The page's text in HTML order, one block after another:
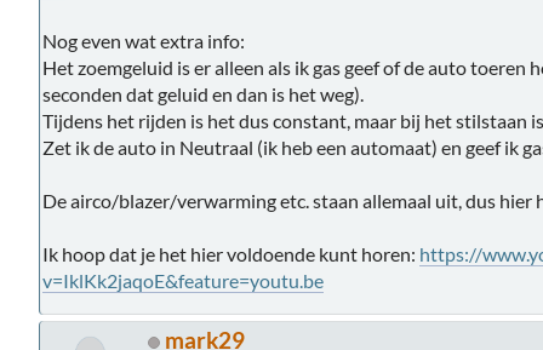
Nog even wat extra info:
Het zoemgeluid is er alleen als ik gas geef of de auto toeren
seconden dat geluid en dan is het weg).
Tijdens het rijden is het dus constant, maar bij het stilstaan
Zet ik de auto in Neutraal (ik heb een automaat) en geef ik
De airco/blazer/verwarming etc. staan allemaal uit, dus hier
Ik hoop dat je het hier voldoende kunt horen: https://
v=IklKk2jaqoE&feature=youtu.be
mark29